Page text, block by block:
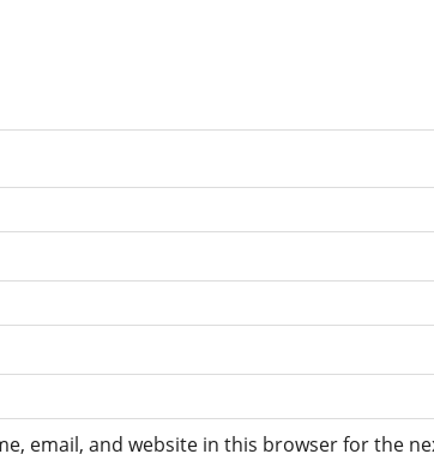
email, and website in this browser for the